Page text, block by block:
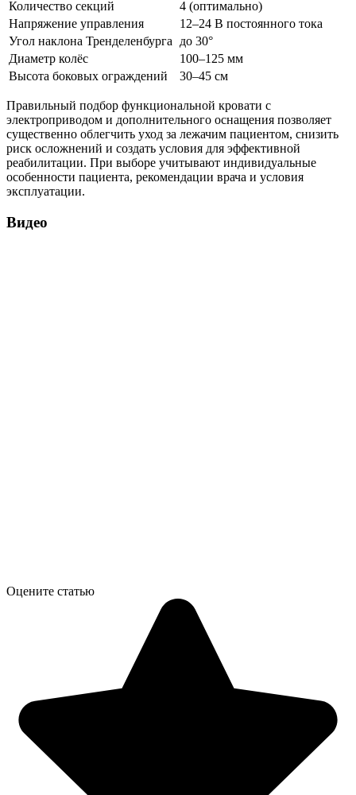
Количество секций
4 (оптимально)
Напряжение управления
12–24 В постоянного тока
Угол наклона Тренделенбурга
до 30°
Диаметр колёс
100–125 мм
Высота боковых ограждений
30–45 см
Правильный подбор функциональной кровати с
электроприводом и дополнительного оснащения позволяет
существенно облегчить уход за лежачим пациентом, снизить
риск осложнений и создать условия для эффективной
реабилитации. При выборе учитывают индивидуальные
особенности пациента, рекомендации врача и условия
эксплуатации.
Видео
Оцените статью